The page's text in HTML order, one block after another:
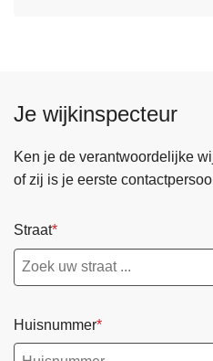
Je wijkinspecteur
Ken je de verantwoordelijke
of zij is je eerste
Straat
Huisnummer